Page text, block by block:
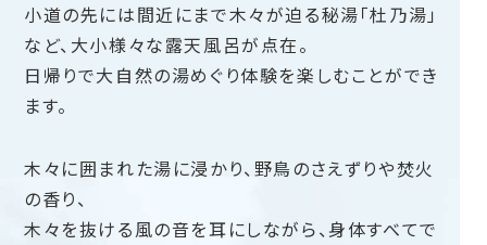
小道の先には間近にまで木々が迫る秘湯「杜乃湯」
など、大小様々な露天風呂が点在。
日帰りで大自然の湯めぐり体験を楽しむことができ
ます。
木々に囲まれた湯に浸かり、野鳥のさえずりや焚火
の香り、
木々を抜ける風の音を耳にしながら、身体すべてで